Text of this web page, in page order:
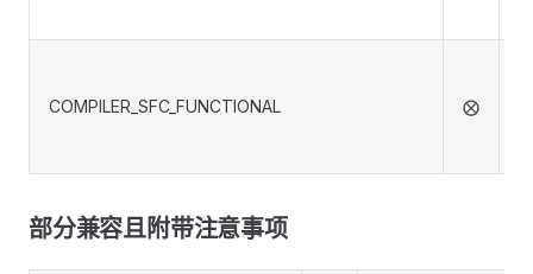
COMPILER_SFC_FUNCTIONAL ⨂
部分兼容且附带注意事项